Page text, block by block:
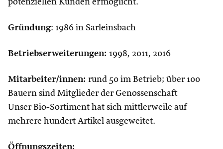
potenziellen Kunden ermöglicht.
Gründung: 1986 in Sarleinsbach
Betriebserweiterungen: 1998, 2011, 2016
Mitarbeiter/innen: rund 50 im Betrieb; über 100
Bauern sind Mitglieder der Genossenschaft
Unser Bio-Sortiment hat sich mittlerweile auf
mehrere hundert Artikel ausgeweitet.
Öffnungszeiten: